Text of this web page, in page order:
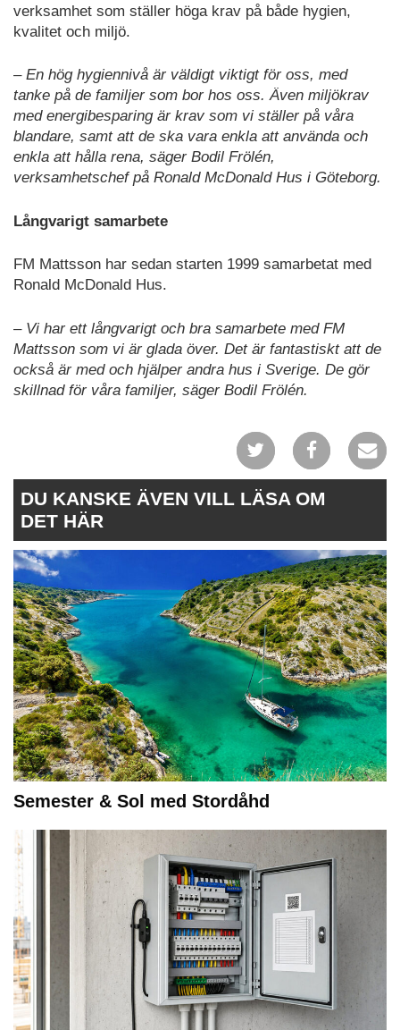
verksamhet som ställer höga krav på både hygien,
kvalitet och miljö.
– En hög hygiennivå är väldigt viktigt för oss, med
tanke på de familjer som bor hos oss. Även miljökrav
med energibesparing är krav som vi ställer på våra
blandare, samt att de ska vara enkla att använda och
enkla att hålla rena, säger Bodil Frölén,
verksamhetschef på Ronald McDonald Hus i Göteborg.
Långvarigt samarbete
FM Mattsson har sedan starten 1999 samarbetat med
Ronald McDonald Hus.
–Vi har ett långvarigt och bra samarbete med FM
Mattsson som vi är glada över. Det är fantastiskt att de
också är med och hjälper andra hus i Sverige. De gör
skillnad för våra familjer, säger Bodil Frölén.
DU KANSKE ÄVEN VILL LÄSA OM
DET HÄR
Semester & Sol med Stordåhd